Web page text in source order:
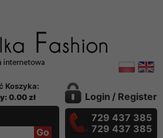
Koszyka:
0.00 zł
Login / Register
729 437 385
729 437 385